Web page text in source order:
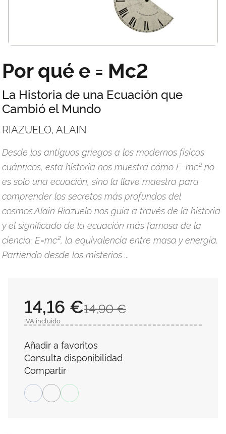
Por qué e = Mc2
La Historia de una Ecuación que
Cambió el Mundo
RIAZUELO, ALAIN
Desde los antiguos griegos a los modernos físicos
cuánticos, esta historia nos muestra cómo E=mc² no
es solo una ecuación, sino la llave maestra para
comprender los secretos más profundos del
cosmos.Alain Riazuelo nos guía a través de la historia
y el significado de la ecuación más famosa de la
ciencia: E=mc², la equivalencia entre masa y energía.
Partiendo desde los misterios ...
14,90 €
14,16 €
IVA incluido
Añadir a favoritos
Consulta disponibilidad
Compartir